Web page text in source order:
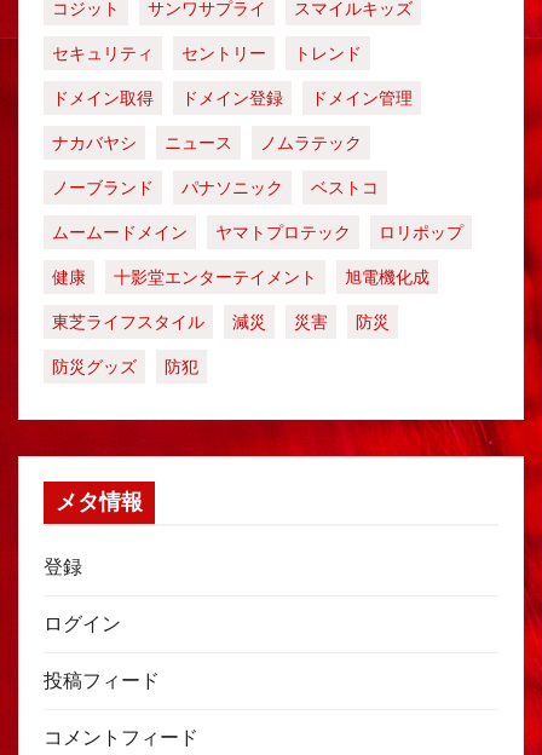
コジット サンワサプライ
スマイルキッズ
セキュリティ
セントリー
トレンド
ドメイン取得
ドメイン登録
ドメイン管理
ナカバヤシ
ニュース
ノムラテック
ノーブランド
パナソニック
ベストコ
ムームードメイン
ヤマトプロテック
ロリポップ
健康
十影堂エンターテイメント
旭電機化成
東芝ライフスタイル
減災 災害
防災
防災グッズ
防犯
メタ情報
登録
ログイン
投稿フィード
コメントフィード